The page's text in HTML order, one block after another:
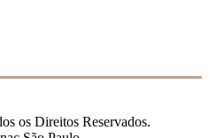
os Direitos Reservados.